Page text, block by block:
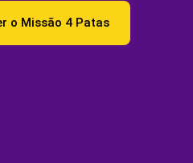
o Missão 4 Patas